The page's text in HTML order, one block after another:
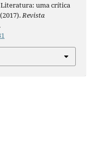
uma crítica
Revista